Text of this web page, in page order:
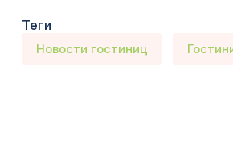
Теги
Новости гостиниц